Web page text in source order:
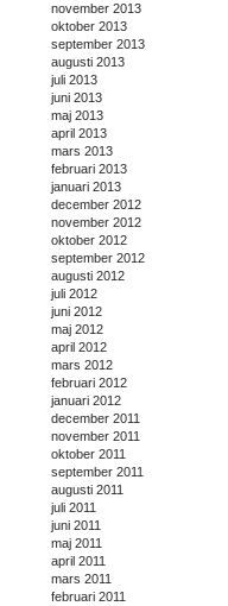
november 2013
oktober 2013
september 2013
augusti 2013
juli 2013
juni 2013
maj 2013
april 2013
mars 2013
februari 2013
januari 2013
december 2012
november 2012
oktober 2012
september 2012
augusti 2012
juli 2012
juni 2012
maj 2012
april 2012
mars 2012
februari 2012
januari 2012
december 2011
november 2011
oktober 2011
september 2011
augusti 2011
juli 2011
juni 2011
maj 2011
april 2011
mars 2011
februari 2011